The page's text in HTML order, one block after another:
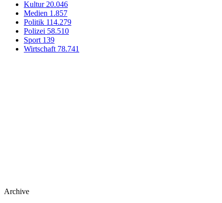
Kultur 20.046
Medien 1.857
Politik 114.279
Polizei 58.510
Sport 139
Wirtschaft 78.741
Archive